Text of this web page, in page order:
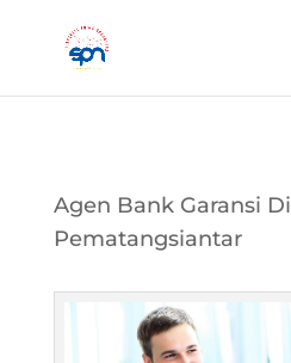
Agen Bank Garansi Di
Pematangsiantar